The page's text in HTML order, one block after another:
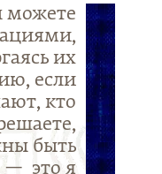
можете
их
если
кто
быть
— это я